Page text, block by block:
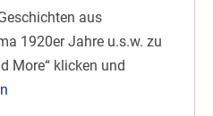
aus
1920er Jahre u.s.w. zu
More“ klicken und